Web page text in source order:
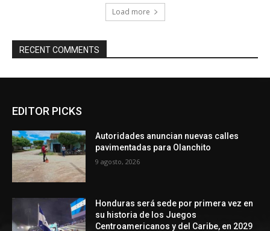
Load more
RECENT COMMENTS
EDITOR PICKS
Autoridades anuncian nuevas calles
pavimentadas para Olanchito
9 agosto, 2026
Honduras será sede por primera vez en
su historia de los Juegos
Centroamericanos y del Caribe, en 2029